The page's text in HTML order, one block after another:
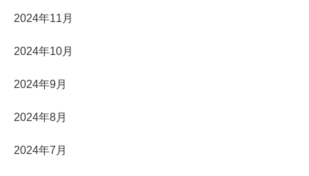
2024年11月
2024年10月
2024年9月
2024年8月
2024年7月